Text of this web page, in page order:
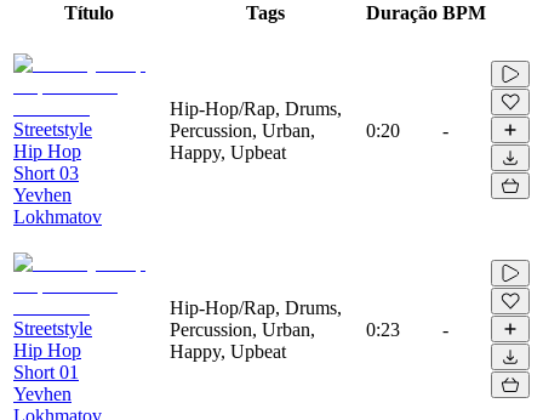
Título Tags Duração BPM
Streetstyle
Hip Hop
Short 03
Yevhen
Lokhmatov
Hip-Hop/Rap, Drums,
Percussion, Urban,
Happy, Upbeat
0:20 -
Streetstyle
Hip Hop
Short 01
Yevhen
Lokhmatov
Hip-Hop/Rap, Drums,
Percussion, Urban,
Happy, Upbeat
0:23 -